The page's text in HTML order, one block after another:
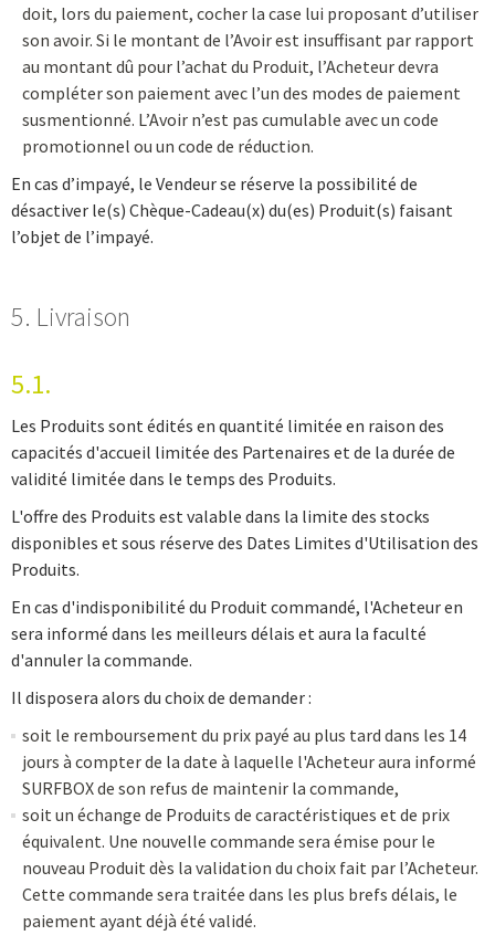
doit, lors du paiement, cocher la case lui proposant d’utiliser
son avoir. Si le montant de l’Avoir est insuffisant par rapport
au montant dû pour l’achat du Produit, l’Acheteur devra
compléter son paiement avec l’un des modes de paiement
susmentionné. L’Avoir n’est pas cumulable avec un code
promotionnel ou un code de réduction.
En cas d’impayé, le Vendeur se réserve la possibilité de
désactiver le(s) Chèque-Cadeau(x) du(es) Produit(s) faisant
l’objet de l’impayé.
5. Livraison
5.1.
Les Produits sont édités en quantité limitée en raison des
capacités d'accueil limitée des Partenaires et de la durée de
validité limitée dans le temps des Produits.
L'offre des Produits est valable dans la limite des stocks
disponibles et sous réserve des Dates Limites d'Utilisation des
Produits.
En cas d'indisponibilité du Produit commandé, l'Acheteur en
sera informé dans les meilleurs délais et aura la faculté
d'annuler la commande.
Il disposera alors du choix de demander :
soit le remboursement du prix payé au plus tard dans les 14
jours à compter de la date à laquelle l'Acheteur aura informé
SURFBOX de son refus de maintenir la commande,
soit un échange de Produits de caractéristiques et de prix
équivalent. Une nouvelle commande sera émise pour le
nouveau Produit dès la validation du choix fait par l’Acheteur.
Cette commande sera traitée dans les plus brefs délais, le
paiement ayant déjà été validé.